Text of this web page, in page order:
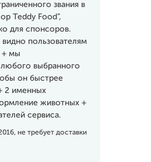
звания в
Teddy Food”,
для спонсоров.
пользователям
+ мы
выбранного
он быстрее
2 именных
животных +
сервиса.
не требует доставки